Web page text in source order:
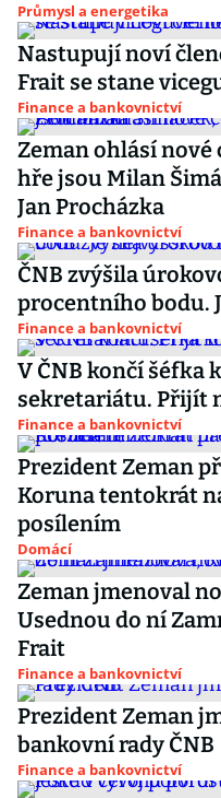
Průmysl a energetika
Nastupují noví
Frait se stane
Finance a bankovnictví
Zeman ohlásí nové
hře jsou Milan
Jan Procházka
Finance a bankovnictví
ČNB zvýšila
procentního bodu.
Finance a bankovnictví
V ČNB končí šéfka
sekretariátu. Přijít
Finance a bankovnictví
Prezident Zeman
Koruna tentokrát
posílením
Domácí
Zeman jmenoval
Usednou do ní
Frait
Finance a bankovnictví
Prezident Zeman
bankovní rady ČNB
Finance a bankovnictví